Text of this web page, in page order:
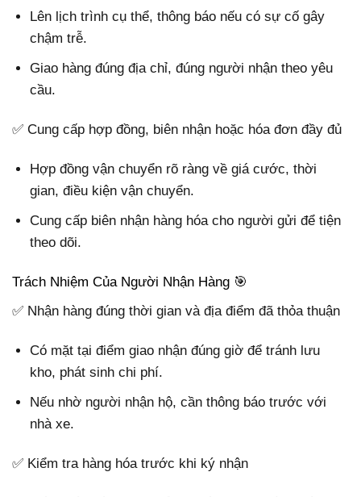
Lên lịch trình cụ thể, thông báo nếu có sự cố gây
chậm trễ.
Giao hàng đúng địa chỉ, đúng người nhận theo yêu
cầu.
✅ Cung cấp hợp đồng, biên nhận hoặc hóa đơn đầy đủ
Hợp đồng vận chuyển rõ ràng về giá cước, thời
gian, điều kiện vận chuyển.
Cung cấp biên nhận hàng hóa cho người gửi để tiện
theo dõi.
Trách Nhiệm Của Người Nhận Hàng 🎯
✅ Nhận hàng đúng thời gian và địa điểm đã thỏa thuận
Có mặt tại điểm giao nhận đúng giờ để tránh lưu
kho, phát sinh chi phí.
Nếu nhờ người nhận hộ, cần thông báo trước với
nhà xe.
✅ Kiểm tra hàng hóa trước khi ký nhận